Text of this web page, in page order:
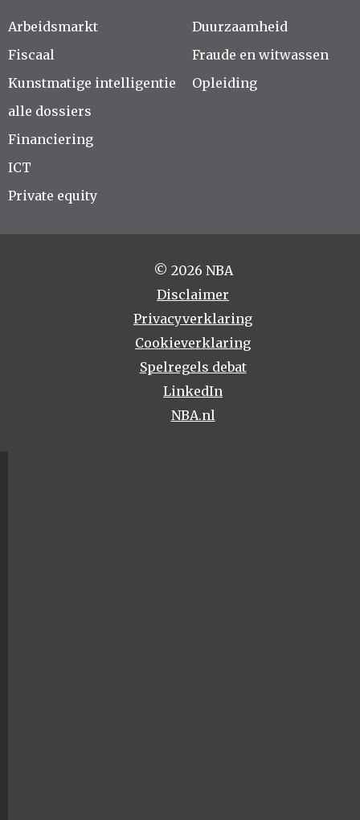
Arbeidsmarkt
Fiscaal
Kunstmatige intelligentie
alle dossiers
Duurzaamheid
Fraude en witwassen
Opleiding
Financiering
ICT
Private equity
© 2026 NBA
Disclaimer
Privacyverklaring
Cookieverklaring
Spelregels debat
LinkedIn
NBA.nl